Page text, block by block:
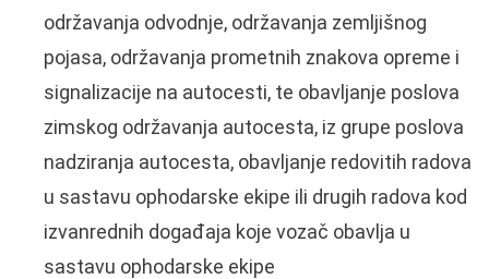
održavanja odvodnje, održavanja zemljišnog
pojasa, održavanja prometnih znakova opreme i
signalizacije na autocesti, te obavljanje poslova
zimskog održavanja autocesta, iz grupe poslova
nadziranja autocesta, obavljanje redovitih radova
u sastavu ophodarske ekipe ili drugih radova kod
izvanrednih događaja koje vozač obavlja u
sastavu ophodarske ekipe